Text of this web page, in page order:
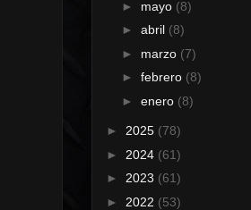
► mayo (8)
► abril (8)
► marzo (7)
► febrero (8)
► enero (8)
► 2025 (78)
► 2024 (61)
► 2023 (61)
► 2022 (53)